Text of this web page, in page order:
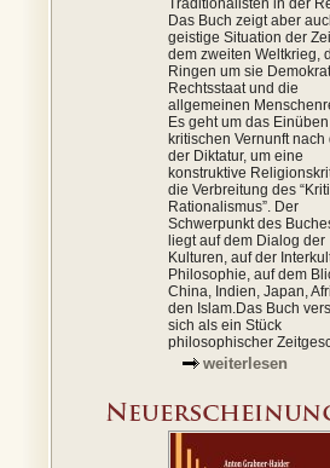
Traditionalisten in der
Das Buch zeigt aber
geistige Situation der
dem zweiten Weltkrieg,
Ringen um sie
Rechtsstaat und die
allgemeinen
Es geht um das
kritischen Vernunft nach
der Diktatur, um eine
konstruktive
die Verbreitung des
Rationalismus”. Der
Schwerpunkt des
liegt auf dem Dialog der
Kulturen, auf der
Philosophie, auf dem
China, Indien, Japan,
den Islam.Das Buch
sich als ein Stück
philosophischer
weiterlesen